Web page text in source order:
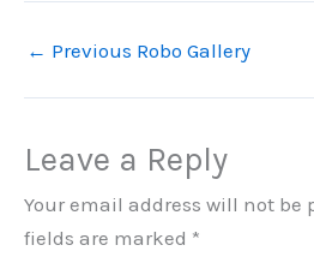
← Previous Robo Gallery
Leave a Reply
Your email address will not be
fields are marked *